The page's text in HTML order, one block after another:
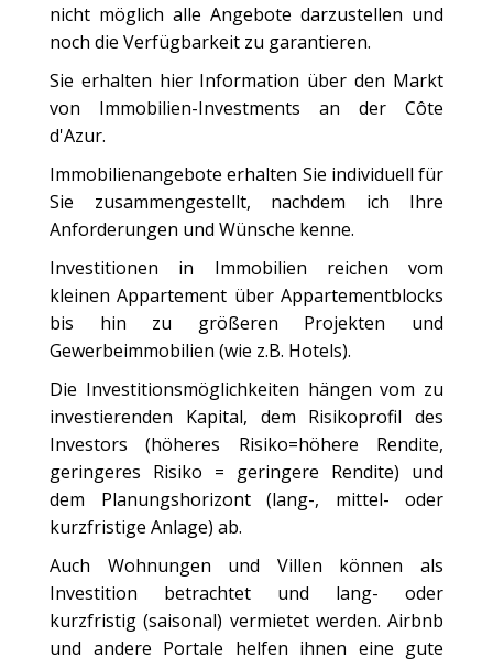
nicht möglich alle Angebote darzustellen und
noch die Verfügbarkeit zu garantieren.
Sie erhalten hier Information über den Markt
von Immobilien-Investments an der Côte
d'Azur.
Immobilienangebote erhalten Sie individuell für
Sie zusammengestellt, nachdem ich Ihre
Anforderungen und Wünsche kenne.
Investitionen in Immobilien reichen vom
kleinen Appartement über Appartementblocks
bis hin zu größeren Projekten und
Gewerbeimmobilien (wie z.B. Hotels).
Die Investitionsmöglichkeiten hängen vom zu
investierenden Kapital, dem Risikoprofil des
Investors (höheres Risiko=höhere Rendite,
geringeres Risiko = geringere Rendite) und
dem Planungshorizont (lang-, mittel- oder
kurzfristige Anlage) ab.
Auch Wohnungen und Villen können als
Investition betrachtet und lang- oder
kurzfristig (saisonal) vermietet werden. Airbnb
und andere Portale helfen ihnen eine gute